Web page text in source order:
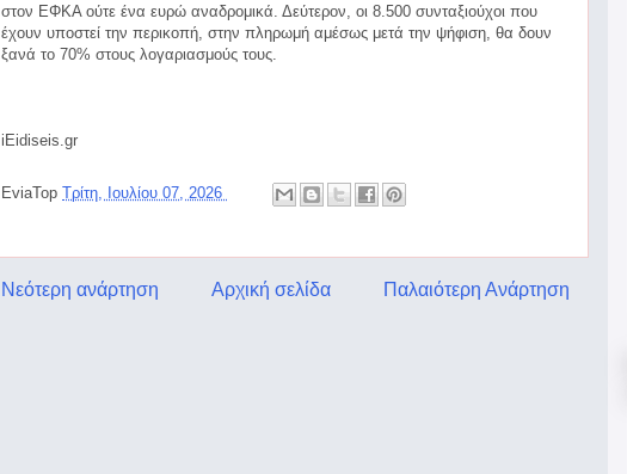
στον ΕΦΚΑ ούτε ένα ευρώ αναδρομικά. Δεύτερον, οι 8.500 συνταξιούχοι που
έχουν υποστεί την περικοπή, στην πληρωμή αμέσως μετά την ψήφιση, θα δουν
ξανά το 70% στους λογαριασμούς τους.
iEidiseis.gr
EviaTop Τρίτη, Ιουλίου 07, 2026
Νεότερη ανάρτηση Παλαιότερη Ανάρτηση
Αρχική σελίδα